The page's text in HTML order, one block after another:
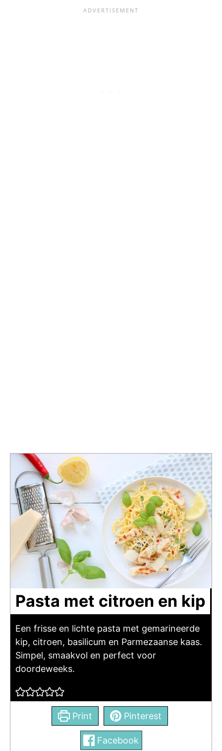
Pasta met citroen en kip
Een frisse en lichte pasta met gemarineerde
kip, citroen, basilicum en Parmezaanse kaas.
Simpel, smaakvol en perfect voor
doordeweeks.
Print Pinterest
Facebook